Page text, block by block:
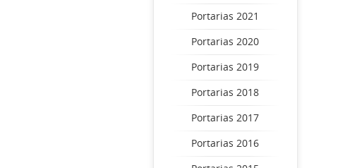
Portarias 2021
Portarias 2020
Portarias 2019
Portarias 2018
Portarias 2017
Portarias 2016